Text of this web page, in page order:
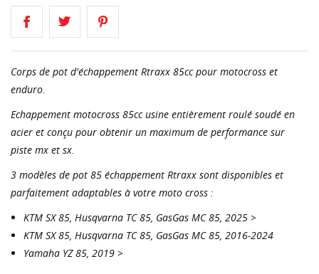
Corps de pot d'échappement Rtraxx 85cc pour motocross et
enduro.
Echappement motocross 85cc usine entièrement roulé soudé en
acier et conçu pour obtenir un maximum de performance sur
piste mx et sx.
3 modèles de pot 85 échappement Rtraxx sont disponibles et
parfaitement adaptables à votre moto cross :
KTM SX 85, Husqvarna TC 85, GasGas MC 85, 2025 >
KTM SX 85, Husqvarna TC 85, GasGas MC 85, 2016-2024
Yamaha YZ 85, 2019 >